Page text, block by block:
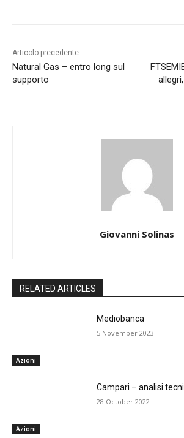
Articolo precedente
Natural Gas – entro long sul
supporto
Giovanni Solinas
RELATED ARTICLES
Azioni
Mediobanca
5 November 2023
Azioni
Campari – analisi
28 October 2022